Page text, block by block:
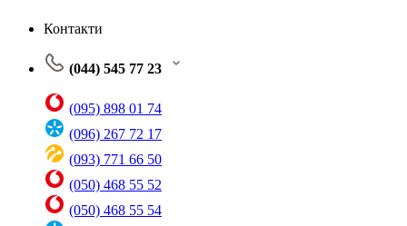
Контакти
(044) 545 77 23
(095) 898 01 74
(096) 267 72 17
(093) 771 66 50
(050) 468 55 52
(050) 468 55 54